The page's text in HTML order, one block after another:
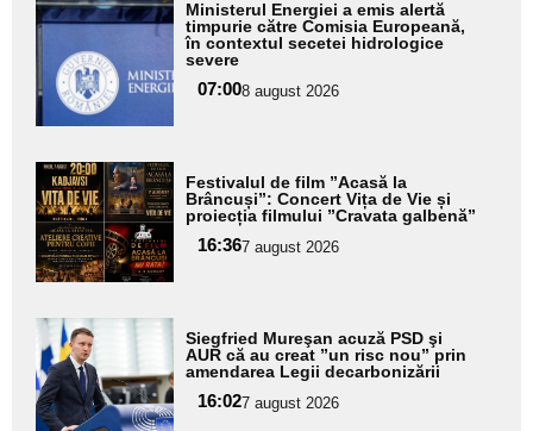
aici textul
pentru
subtitlu
Ministerul Energiei a emis alertă
timpurie către Comisia Europeană,
în contextul secetei hidrologice
severe
07:008 august 2026
Adaugă
aici textul
pentru
subtitlu
Festivalul de film ”Acasă la
Brâncuși”: Concert Vița de Vie și
proiecția filmului ”Cravata galbenă”
16:367 august 2026
Adaugă
aici textul
pentru
subtitlu
Siegfried Mureşan acuză PSD şi
AUR că au creat ”un risc nou” prin
amendarea Legii decarbonizării
16:027 august 2026